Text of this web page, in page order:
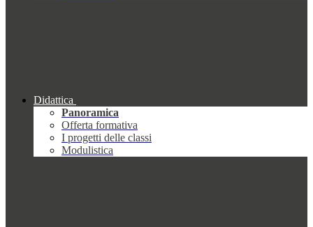
Didattica
Panoramica
Offerta formativa
I progetti delle classi
Modulistica